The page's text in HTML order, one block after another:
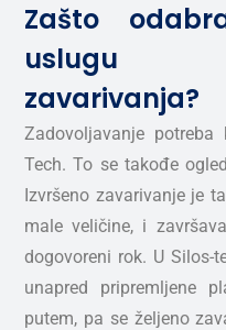
Zašto
uslugu
zavarivanja?
Zadovoljavanje
Tech. To se takođe
Izvršeno zavarivanje je
male veličine, i
dogovoreni rok. U Silos-
unapred pripremljene
putem, pa se željeno